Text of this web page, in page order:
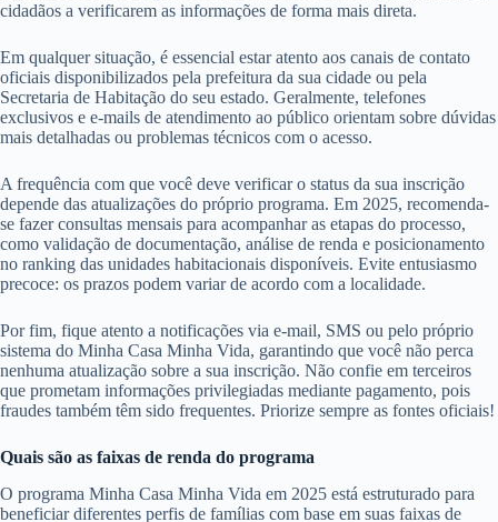
cidadãos a verificarem as informações de forma mais direta.
Em qualquer situação, é essencial estar atento aos canais de contato
oficiais disponibilizados pela prefeitura da sua cidade ou pela
Secretaria de Habitação do seu estado. Geralmente, telefones
exclusivos e e-mails de atendimento ao público orientam sobre dúvidas
mais detalhadas ou problemas técnicos com o acesso.
A frequência com que você deve verificar o status da sua inscrição
depende das atualizações do próprio programa. Em 2025, recomenda-
se fazer consultas mensais para acompanhar as etapas do processo,
como validação de documentação, análise de renda e posicionamento
no ranking das unidades habitacionais disponíveis. Evite entusiasmo
precoce: os prazos podem variar de acordo com a localidade.
Por fim, fique atento a notificações via e-mail, SMS ou pelo próprio
sistema do Minha Casa Minha Vida, garantindo que você não perca
nenhuma atualização sobre a sua inscrição. Não confie em terceiros
que prometam informações privilegiadas mediante pagamento, pois
fraudes também têm sido frequentes. Priorize sempre as fontes oficiais!
Quais são as faixas de renda do programa
O programa Minha Casa Minha Vida em 2025 está estruturado para
beneficiar diferentes perfis de famílias com base em suas faixas de